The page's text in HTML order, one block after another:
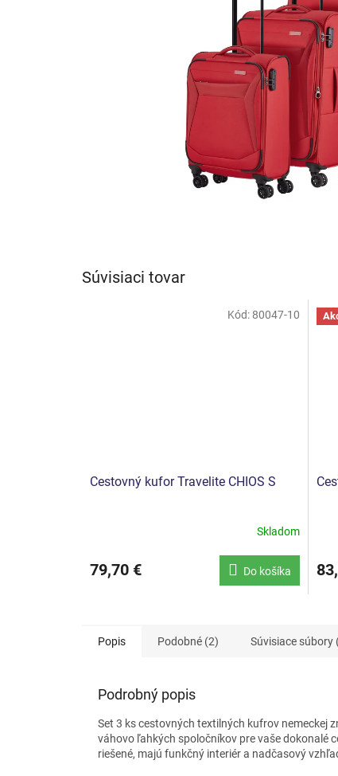
Súvisiaci tovar
Cestovný kufor Travelite CHIOS S
Skladom
79,70 € Do košíka
Kód: 80047-10
Popis Podobné (2) Súvisiace súbory
Podrobný popis
Set 3 ks cestovných textilných kufrov nemeckej
váhovo ľahkých spoločníkov pre vaše dokonalé
riešené, majú funkčný interiér a nadčasový